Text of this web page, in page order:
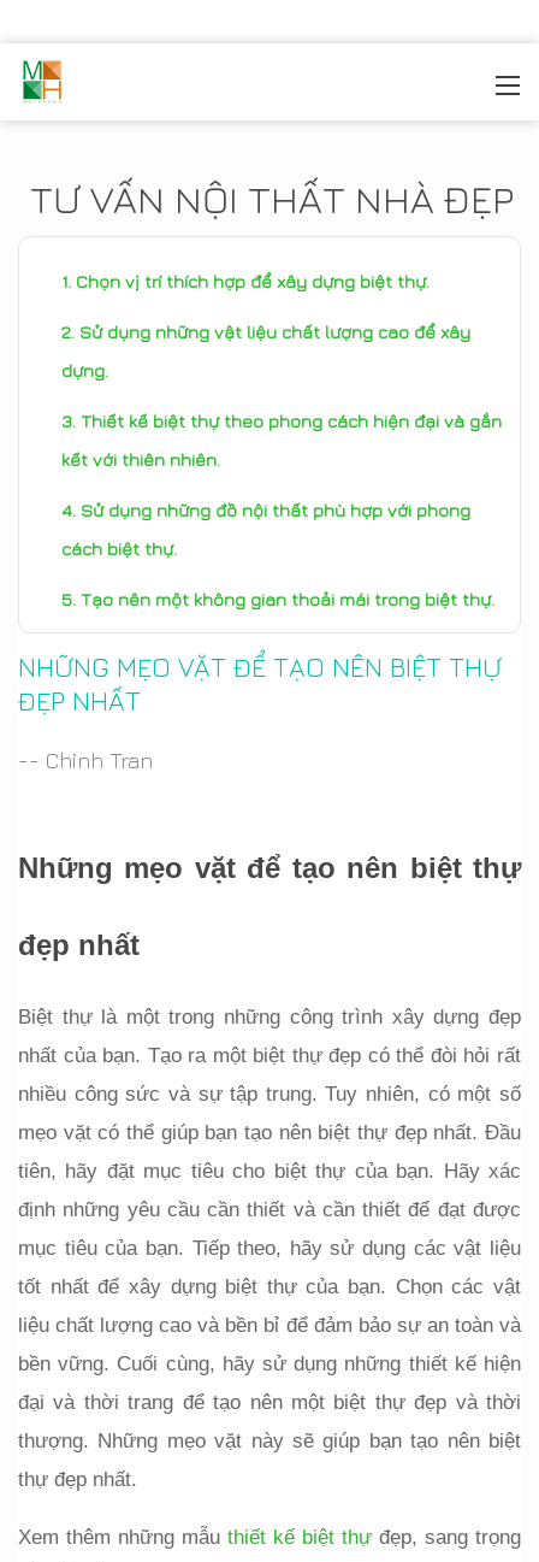
TƯ VẤN NỘI THẤT NHÀ ĐẸP
Chọn vị trí thích hợp để xây dựng biệt thự.
Sử dụng những vật liệu chất lượng cao để xây
dựng.
Thiết kế biệt thự theo phong cách hiện đại và gắn
kết với thiên nhiên.
Sử dụng những đồ nội thất phù hợp với phong
cách biệt thự.
Tạo nên một không gian thoải mái trong biệt thự.
NHỮNG MẸO VẶT ĐỂ TẠO NÊN BIỆT THỰ
ĐẸP NHẤT
-- Chinh Tran
Những mẹo vặt để tạo nên biệt thự
đẹp nhất
Biệt thự là một trong những công trình xây dựng đẹp
nhất của bạn. Tạo ra một biệt thự đẹp có thể đòi hỏi rất
nhiều công sức và sự tập trung. Tuy nhiên, có một số
mẹo vặt có thể giúp bạn tạo nên biệt thự đẹp nhất. Đầu
tiên, hãy đặt mục tiêu cho biệt thự của bạn. Hãy xác
định những yêu cầu cần thiết và cần thiết để đạt được
mục tiêu của bạn. Tiếp theo, hãy sử dụng các vật liệu
tốt nhất để xây dựng biệt thự của bạn. Chọn các vật
liệu chất lượng cao và bền bỉ để đảm bảo sự an toàn và
bền vững. Cuối cùng, hãy sử dụng những thiết kế hiện
đại và thời trang để tạo nên một biệt thự đẹp và thời
thượng. Những mẹo vặt này sẽ giúp bạn tạo nên biệt
thự đẹp nhất.
Xem thêm những mẫu thiết kế biệt thự đẹp, sang trọng